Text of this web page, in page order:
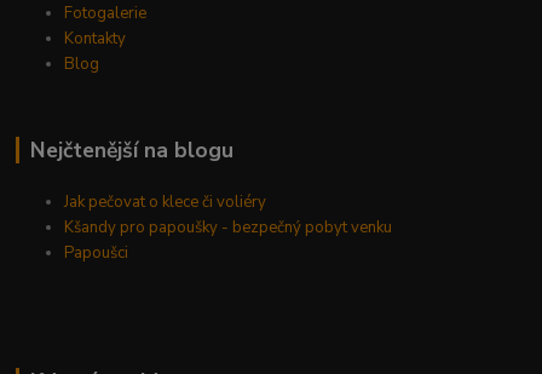
Fotogalerie
Kontakty
Blog
Nejčtenější na blogu
Jak pečovat o klece či voliéry
Kšandy pro papoušky - bezpečný pobyt venku
Papoušci